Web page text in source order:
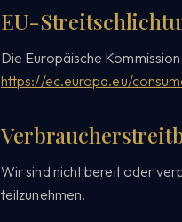
EU-
Die Europäische
https://ec.europa.eu/
Wir sind nicht bereit oder
teilzunehmen.